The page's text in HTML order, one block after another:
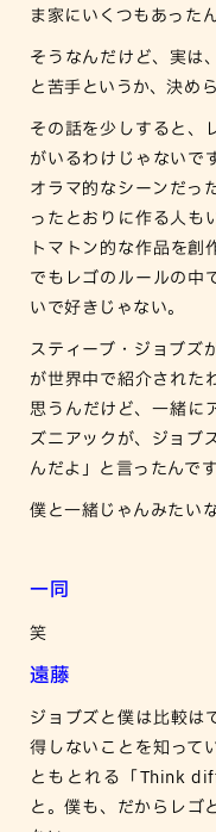
ま家にいくつもあったん
そうなんだけど、実は
と苦手というか、決め
その話を少しすると、
がいるわけじゃないで
オラマ的なシーンだっ
ったとおりに作る人も
トマトン的な作品を創
でもレゴのルールの中
いで好きじゃない。
スティーブ・ジョブズ
が世界中で紹介された
思うんだけど、一緒に
ズニアックが、ジョブ
んだよ」と言ったんです
僕と一緒じゃんみたいな
一同
笑
遠藤
ジョブズと僕は比較は
得しないことを知って
ともとれる「Think
と。僕も、だからレゴ